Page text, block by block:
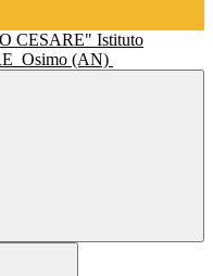
Istituto
Osimo (AN)